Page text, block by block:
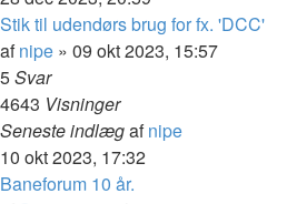
Stik til udendørs brug for fx. 'DCC'
afnipe » 09 okt 2023, 15:57
5Svar
4643 Visninger
Seneste indlægafnipe
10 okt 2023, 17:32
Baneforum 10 år.